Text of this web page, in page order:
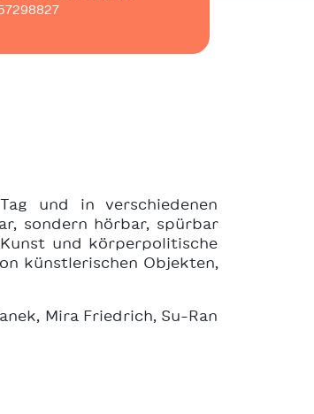
und in verschiedenen
sondern hörbar, spürbar
und körperpolitische
künstlerischen Objekten,
Mira Friedrich, Su-Ran